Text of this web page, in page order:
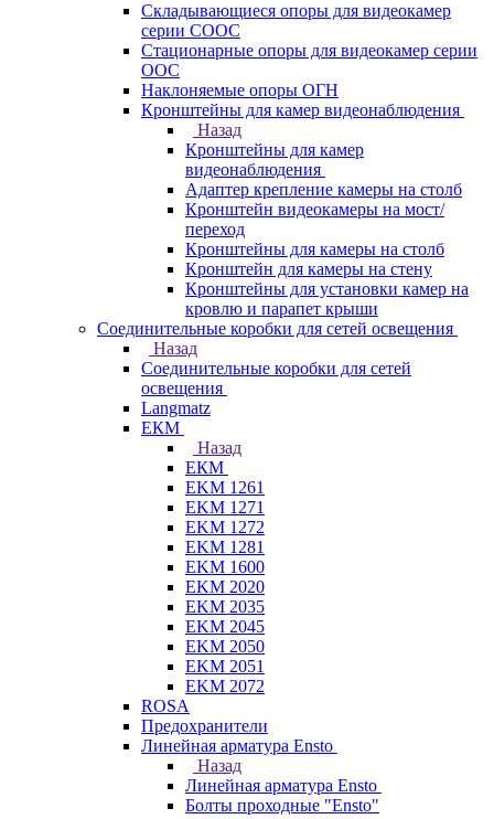
Складывающиеся опоры для видеокамер
серии СООС
Стационарные опоры для видеокамер серии
ООС
Наклоняемые опоры ОГН
Кронштейны для камер видеонаблюдения
Назад
Кронштейны для камер
видеонаблюдения
Адаптер крепление камеры на столб
Кронштейн видеокамеры на мост/
переход
Кронштейны для камеры на столб
Кронштейн для камеры на стену
Кронштейны для установки камер на
кровлю и парапет крыши
Соединительные коробки для сетей освещения
Назад
Соединительные коробки для сетей
освещения
Langmatz
ЕКМ
Назад
ЕКМ
EKM 1261
EKM 1271
EKM 1272
EKM 1281
EKM 1600
EKM 2020
EKM 2035
EKM 2045
EKM 2050
EKM 2051
EKM 2072
ROSA
Предохранители
Линейная арматура Ensto
Назад
Линейная арматура Ensto
Болты проходные "Ensto"